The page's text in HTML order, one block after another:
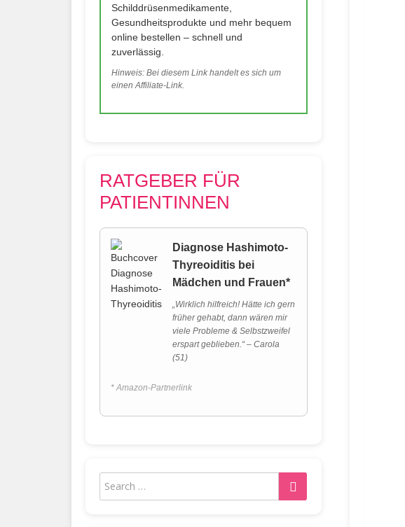
Schilddrüsenmedikamente,
Gesundheitsprodukte und mehr bequem
online bestellen – schnell und
zuverlässig.
Hinweis: Bei diesem Link handelt es sich um
einen Affiliate-Link.
RATGEBER FÜR
PATIENTINNEN
Diagnose Hashimoto-
Thyreoiditis bei
Mädchen und Frauen*
„Wirklich hilfreich! Hätte ich gern
früher gehabt, dann wären mir
viele Probleme & Selbstzweifel
erspart geblieben.“ – Carola
(51)
* Amazon-Partnerlink